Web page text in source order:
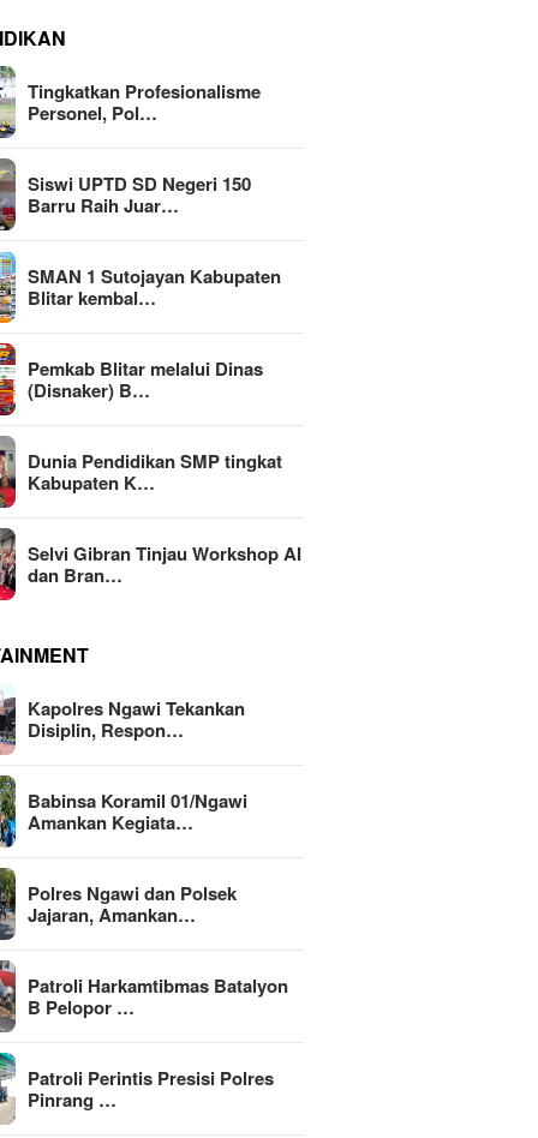
Tingkatkan Profesionalisme
Personel, Pol…
Siswi UPTD SD Negeri 150
Barru Raih Juar…
SMAN 1 Sutojayan Kabupaten
Blitar kembal…
Pemkab Blitar melalui Dinas
(Disnaker) B…
Dunia Pendidikan SMP tingkat
Kabupaten K…
Selvi Gibran Tinjau Workshop AI
dan Bran…
Kapolres Ngawi Tekankan
Disiplin, Respon…
Babinsa Koramil 01/Ngawi
Amankan Kegiata…
Polres Ngawi dan Polsek
Jajaran, Amankan…
Patroli Harkamtibmas Batalyon
B Pelopor …
Patroli Perintis Presisi Polres
Pinrang …